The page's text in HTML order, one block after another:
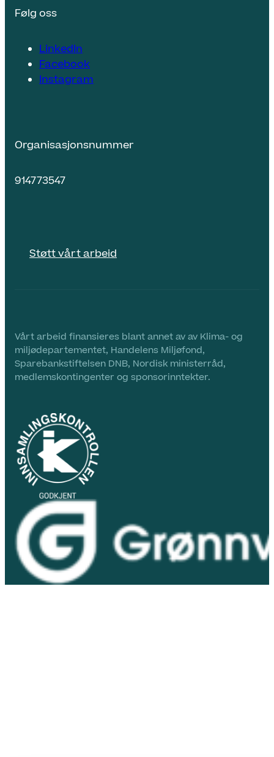
Følg oss
LinkedIn
Facebook
Instagram
Organisasjonsnummer
914773547
Støtt vårt arbeid
Vårt arbeid finansieres blant annet av av Klima- og
miljødepartementet, Handelens Miljøfond,
Sparebankstiftelsen DNB, Nordisk ministerråd,
medlemskontingenter og sponsorinntekter.